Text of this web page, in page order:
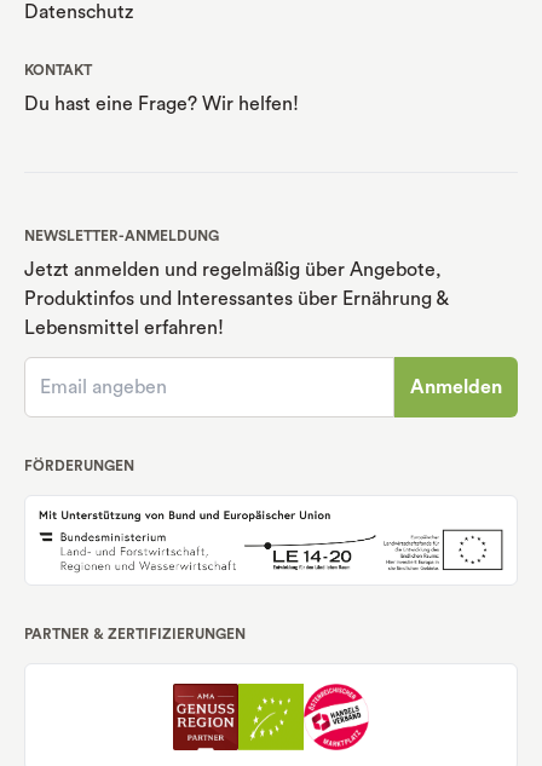
Datenschutz
KONTAKT
Du hast eine Frage? Wir helfen!
NEWSLETTER-ANMELDUNG
Jetzt anmelden und regelmäßig über Angebote,
Produktinfos und Interessantes über Ernährung &
Lebensmittel erfahren!
Anmelden
FÖRDERUNGEN
PARTNER & ZERTIFIZIERUNGEN